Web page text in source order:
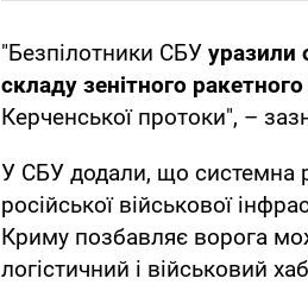
"Безпілотники СБУ уразили
складу зенітного
Керченської протоки", –
У СБУ додали, що системна
російської військової
Криму позбавляє ворога
логістичний і військовий